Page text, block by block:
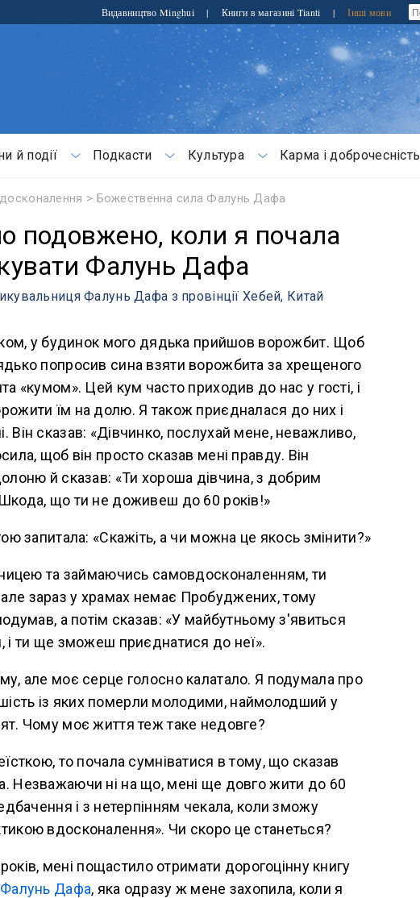
Видавництво Minghui | Книги в магазині Tianti | Інші мови
й події Подкасти Культура Карма і доброчесність
> Божественна сила Фалунь Дафа
подовжено, коли я почала
Фалунь Дафа
Фалунь Дафа з провінції Хебей, Китай
у будинок мого дядька прийшов ворожбит. Щоб
попросив сина взяти ворожбита за хрещеного
«кумом». Цей кум часто приходив до нас у гості, і
їм на долю. Я також приєдналася до них і
Він сказав: «Дівчинко, послухай мене, неважливо,
щоб він просто сказав мені правду. Він
й сказав: «Ти хороша дівчина, з добрим
що ти не доживеш до 60 років!»
запитала: «Скажіть, а чи можна це якось змінити?»
та займаючись самовдосконаленням, ти
зараз у храмах немає Пробуджених, тому
а потім сказав: «У майбутньому з'явиться
і ти ще зможеш приєднатися до неї».
але моє серце голосно калатало. Я подумала про
із яких померли молодими, наймолодший у
Чому моє життя теж таке недовге?
то почала сумніватися в тому, що сказав
Незважаючи ні на що, мені ще довго жити до 60
і з нетерпінням чекала, коли зможу
вдосконалення». Чи скоро це станеться?
мені пощастило отримати дорогоцінну книгу
Фалунь Дафа, яка одразу ж мене захопила, коли я